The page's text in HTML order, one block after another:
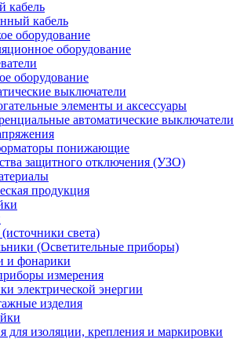
кабель
кабель
оборудование
оборудование
оборудование
выключатели
элементы и аксессуары
автоматические выключатели
понижающие
защитного отключения (УЗО)
продукция
света)
(Осветительные приборы)
и фонарики
измерения
электрической энергии
изделия
для изоляции, крепления и маркировки